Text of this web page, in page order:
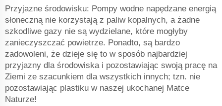
Przyjazne środowisku: Pompy wodne napędzane energią
słoneczną nie korzystają z paliw kopalnych, a żadne
szkodliwe gazy nie są wydzielane, które mogłyby
zanieczyszczać powietrze. Ponadto, są bardzo
zadowoleni, że dzieje się to w sposób najbardziej
przyjazny dla środowiska i pozostawiając swoją pracę na
Ziemi ze szacunkiem dla wszystkich innych; tzn. nie
pozostawiając plastiku w naszej ukochanej Matce
Naturze!